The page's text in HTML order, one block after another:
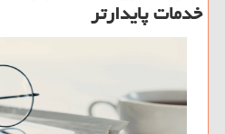
خدمات پایدارتر